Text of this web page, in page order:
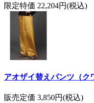
限定特価 22,204円(税込)
アオザイ替えパンツ（ク
販売定価 3,850円(税込)